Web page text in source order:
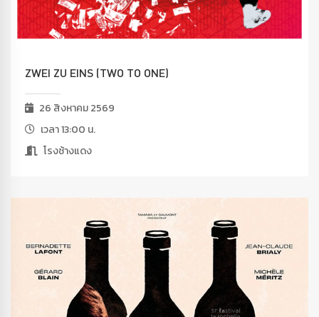
ZWEI ZU EINS (TWO TO ONE)
26 สิงหาคม 2569
เวลา 13:00 น.
โรงช้างแดง